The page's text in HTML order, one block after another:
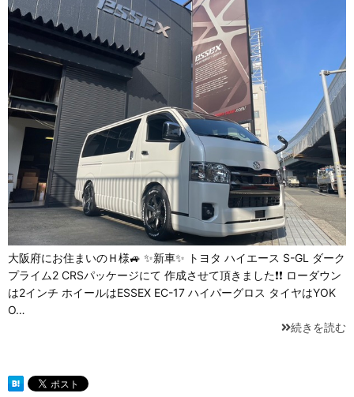
大阪府にお住まいのＨ様🚙 ✨新車✨ トヨタ ハイエース S-GL ダーク
プライム2 CRSパッケージにて 作成させて頂きました❗❗ ローダウン
は2インチ ホイールはESSEX EC-17 ハイパーグロス タイヤはYOK
O…
続きを読む